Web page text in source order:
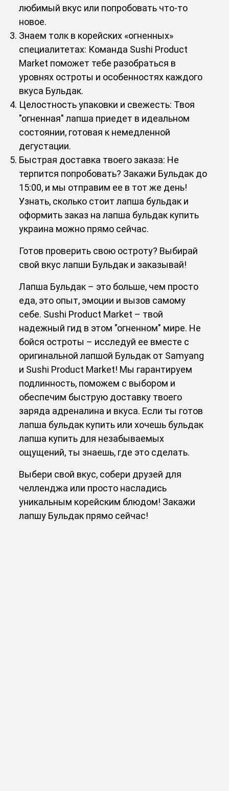
любимый вкус или попробовать что-то
новое.
Знаем толк в корейских «огненных»
специалитетах: Команда Sushi Product
Market поможет тебе разобраться в
уровнях остроты и особенностях каждого
вкуса Бульдак.
Целостность упаковки и свежесть: Твоя
"огненная" лапша приедет в идеальном
состоянии, готовая к немедленной
дегустации.
Быстрая доставка твоего заказа: Не
терпится попробовать? Закажи Бульдак до
15:00, и мы отправим ее в тот же день!
Узнать, сколько стоит лапша бульдак и
оформить заказ на лапша бульдак купить
украина можно прямо сейчас.
Готов проверить свою остроту? Выбирай
свой вкус лапши Бульдак и заказывай!
Лапша Бульдак – это больше, чем просто
еда, это опыт, эмоции и вызов самому
себе. Sushi Product Market – твой
надежный гид в этом "огненном" мире. Не
бойся остроты – исследуй ее вместе с
оригинальной лапшой Бульдак от Samyang
и Sushi Product Market! Мы гарантируем
подлинность, поможем с выбором и
обеспечим быструю доставку твоего
заряда адреналина и вкуса. Если ты готов
лапша бульдак купить или хочешь бульдак
лапша купить для незабываемых
ощущений, ты знаешь, где это сделать.
Выбери свой вкус, собери друзей для
челленджа или просто насладись
уникальным корейским блюдом! Закажи
лапшу Бульдак прямо сейчас!